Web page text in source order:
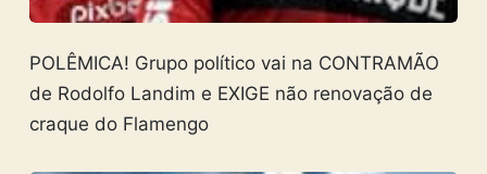
POLÊMICA! Grupo político vai na CONTRAMÃO
de Rodolfo Landim e EXIGE não renovação de
craque do Flamengo